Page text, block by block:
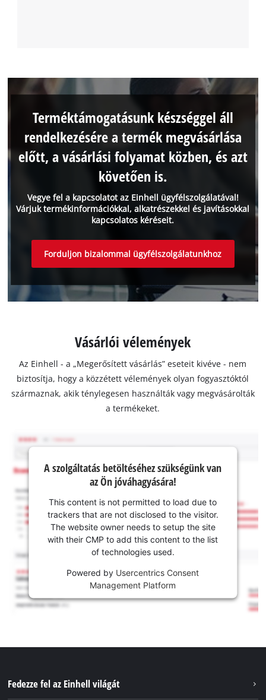
Vegye fel a kapcsolatot az Einhell ügyfélszolgálatával!
Várjuk termékinformációkkal, alkatrészekkel és javításokkal
kapcsolatos kéréseit.
Terméktámogatásunk készséggel áll
rendelkezésére a termék megvásárlása
előtt, a vásárlási folyamat közben, és azt
követően is.
Forduljon bizalommal ügyfélszolgálatunkhoz
Vásárlói vélemények
Az Einhell - a „Megerősített vásárlás” eseteit kivéve - nem
biztosítja, hogy a közzétett vélemények olyan fogyasztóktól
származnak, akik ténylegesen használták vagy megvásárolták
a termékeket.
A szolgáltatás betöltéséhez szükségünk van
az Ön jóváhagyására!
This content is not permitted to load due to
trackers that are not disclosed to the visitor.
The website owner needs to setup the site
with their CMP to add this content to the list
of technologies used.
Powered by Usercentrics Consent
Management Platform
Fedezze fel az Einhell világát